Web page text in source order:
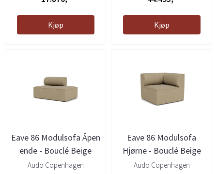
Kjøp Kjøp
Eave 86 Modulsofa Åpen
ende - Bouclé Beige
Audo Copenhagen
Eave 86 Modulsofa
Hjørne - Bouclé Beige
Audo Copenhagen